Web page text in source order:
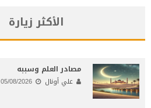
الأكثر زيارة
مصادر العلم وسببه
علي أونال 05/08/2026